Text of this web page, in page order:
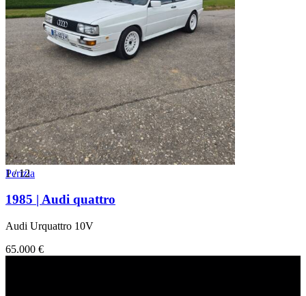
1/12
Perizia
1985 | Audi quattro
Audi Urquattro 10V
65.000 €